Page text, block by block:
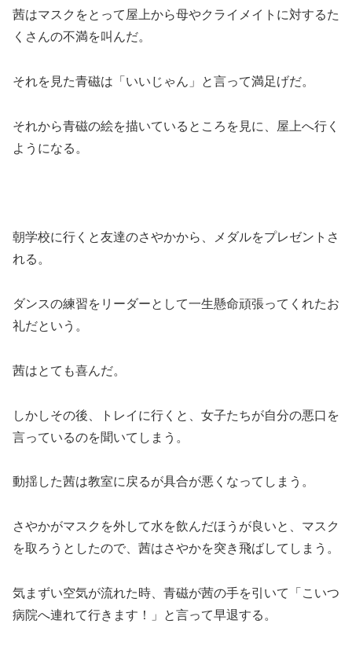
茜はマスクをとって屋上から母やクライメイトに対するた
くさんの不満を叫んだ。
それを見た青磁は「いいじゃん」と言って満足げだ。
それから青磁の絵を描いているところを見に、屋上へ行く
ようになる。
朝学校に行くと友達のさやかから、メダルをプレゼントさ
れる。
ダンスの練習をリーダーとして一生懸命頑張ってくれたお
礼だという。
茜はとても喜んだ。
しかしその後、トレイに行くと、女子たちが自分の悪口を
言っているのを聞いてしまう。
動揺した茜は教室に戻るが具合が悪くなってしまう。
さやかがマスクを外して水を飲んだほうが良いと、マスク
を取ろうとしたので、茜はさやかを突き飛ばしてしまう。
気まずい空気が流れた時、青磁が茜の手を引いて「こいつ
病院へ連れて行きます！」と言って早退する。